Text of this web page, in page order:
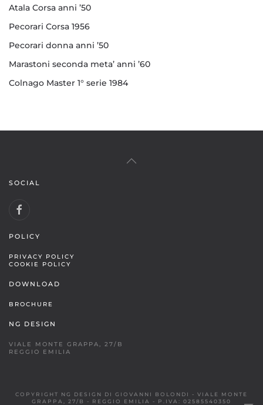
Atala Corsa anni ’50
Pecorari Corsa 1956
Pecorari donna anni ’50
Marastoni seconda meta’ anni ’60
Colnago Master 1° serie 1984
SOCIAL
POLICY
PRIVACY POLICY
COOKIE POLICY
DOWNLOAD
BROCHURE
NG DESIGN
VIALE MONTE GRAPPA, 27/B
REGGIO EMILIA
COPYRIGHT NG DESIGN DI GIOVANNI BOLONDI - VIALE MONTE
GRAPPA, 27/B - REGGIO EMILIA - P.IVA: 02585540350